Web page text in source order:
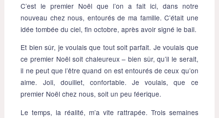
C’est le premier Noël que l’on a fait ici, dans notre
nouveau chez nous, entourés de ma famille. C’était une
idée tombée du ciel, fin octobre, après avoir signé le bail.
Et bien sûr, je voulais que tout soit parfait. Je voulais que
ce premier Noël soit chaleureux – bien sûr, qu’il le serait,
il ne peut que l’être quand on est entourés de ceux qu’on
aime. Joli, douillet, confortable. Je voulais, que ce
premier Noël chez nous, soit un peu féerique.
Le temps, la réalité, m’a vite rattrapée. Trois semaines